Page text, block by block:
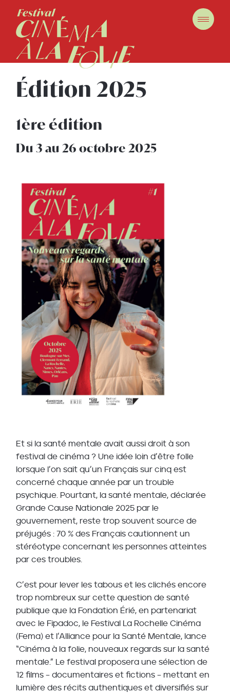
Édition 2025
1ère édition
Du 3 au 26 octobre 2025
Et si la santé mentale avait aussi droit à son
festival de cinéma ? Une idée loin d’être folle
lorsque l’on sait qu’un Français sur cinq est
concerné chaque année par un trouble
psychique. Pourtant, la santé mentale, déclarée
Grande Cause Nationale 2025 par le
gouvernement, reste trop souvent source de
préjugés : 70 % des Français cautionnent un
stéréotype concernant les personnes atteintes
par ces troubles.
C’est pour lever les tabous et les clichés encore
trop nombreux sur cette question de santé
publique que la Fondation Érié, en partenariat
avec le Fipadoc, le Festival La Rochelle Cinéma
(Fema) et l’Alliance pour la Santé Mentale, lance
“Cinéma à la folie, nouveaux regards sur la santé
mentale.” Le festival proposera une sélection de
12 films – documentaires et fictions – mettant en
lumière des récits authentiques et diversifiés sur